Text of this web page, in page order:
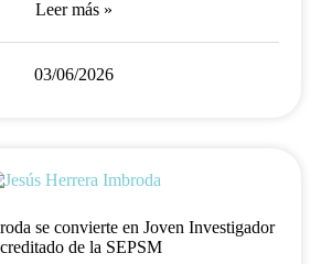
Leer más »
03/06/2026
se convierte en Joven Investigador
de la SEPSM